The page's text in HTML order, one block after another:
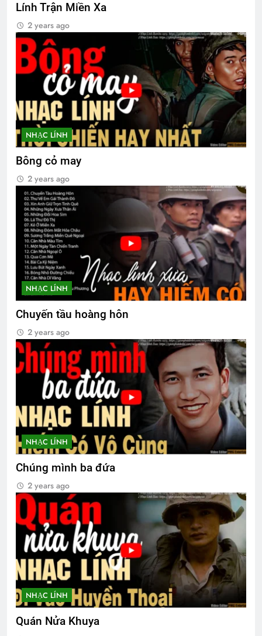
Lính Trận Miền Xa
2 years ago
NHẠC LÍNH
Bông cỏ may
2 years ago
NHẠC LÍNH
Chuyến tầu hoàng hôn
2 years ago
NHẠC LÍNH
Chúng mình ba đứa
2 years ago
NHẠC LÍNH
Quán Nửa Khuya